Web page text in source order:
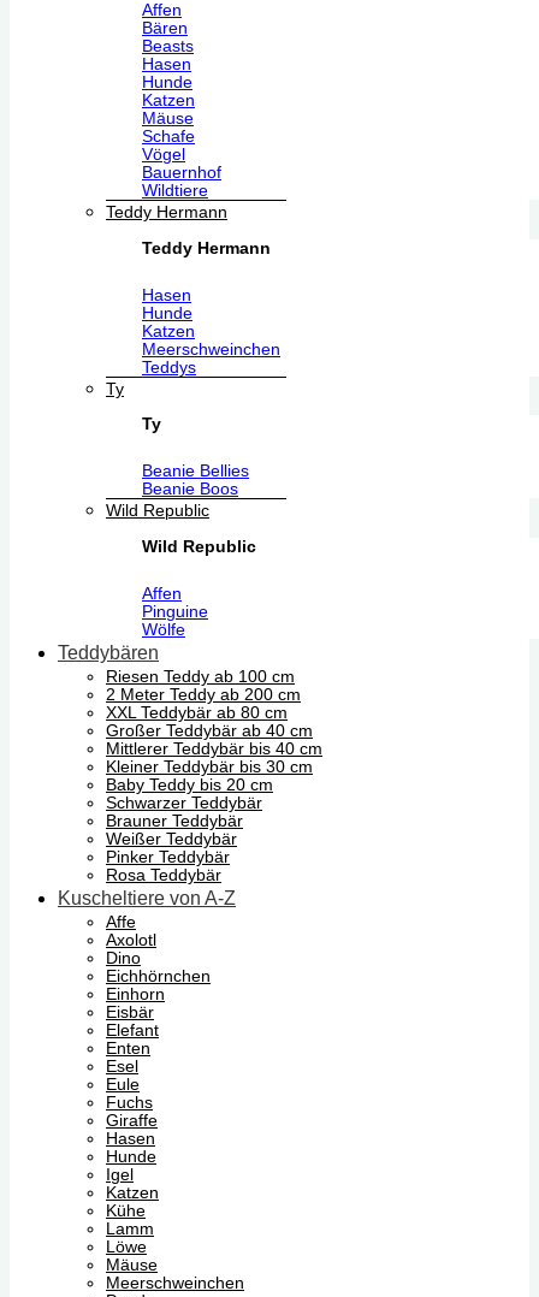
Affen
Bären
Beasts
Hasen
Hunde
Katzen
Mäuse
Schafe
Vögel
Bauernhof
Wildtiere
Teddy Hermann
Teddy Hermann
Hasen
Hunde
Katzen
Meerschweinchen
Teddys
Ty
Ty
Beanie Bellies
Beanie Boos
Wild Republic
Wild Republic
Affen
Pinguine
Wölfe
Teddybären
Riesen Teddy ab 100 cm
2 Meter Teddy ab 200 cm
XXL Teddybär ab 80 cm
Großer Teddybär ab 40 cm
Mittlerer Teddybär bis 40 cm
Kleiner Teddybär bis 30 cm
Baby Teddy bis 20 cm
Schwarzer Teddybär
Brauner Teddybär
Weißer Teddybär
Pinker Teddybär
Rosa Teddybär
Kuscheltiere von A-Z
Affe
Axolotl
Dino
Eichhörnchen
Einhorn
Eisbär
Elefant
Enten
Esel
Eule
Fuchs
Giraffe
Hasen
Hunde
Igel
Katzen
Kühe
Lamm
Löwe
Mäuse
Meerschweinchen